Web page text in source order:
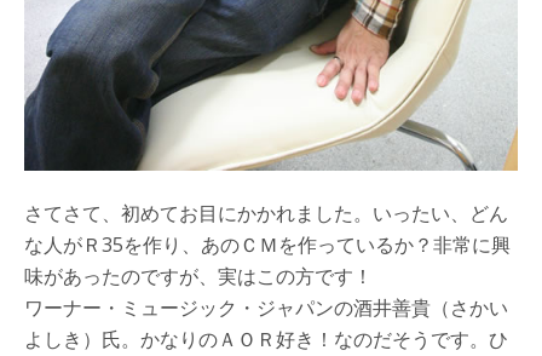
さてさて、初めてお目にかかれました。いったい、どん
な人がＲ35を作り、あのＣＭを作っているか？非常に興
味があったのですが、実はこの方です！
ワーナー・ミュージック・ジャパンの酒井善貴（さかい
よしき）氏。かなりのＡＯＲ好き！なのだそうです。ひ